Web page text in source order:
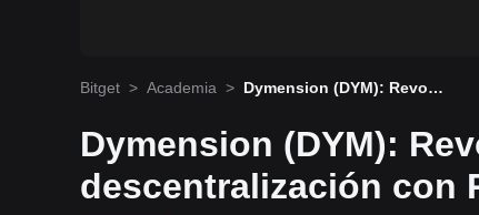
Bitget > Academia > Dymension (DYM): Revolu
Dymension (DYM):
descentralización con